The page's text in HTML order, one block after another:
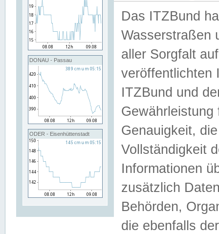
DONAU - Passau
ODER - Eisenhüttenstadt
Das ITZBund
Wasserstraßen
aller Sorgfalt
veröffentlichten
ITZBund und
Genauigkeit,
Vollständigkeit
Informationen
zusätzlich
Behörden,
die ebenfalls